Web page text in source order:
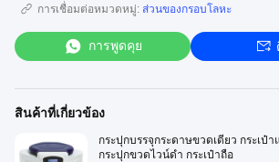
การเชื่อมต่อหมวดหมู่: ส่วนของกรอบโลหะ
การพูดคุย
สินค้าที่เกี่ยวข้อง
กระปุกบรรจุกระดาษขวดเดียว กระเป๋
กระปุกขวดไวน์ดํา กระเป๋าถือ